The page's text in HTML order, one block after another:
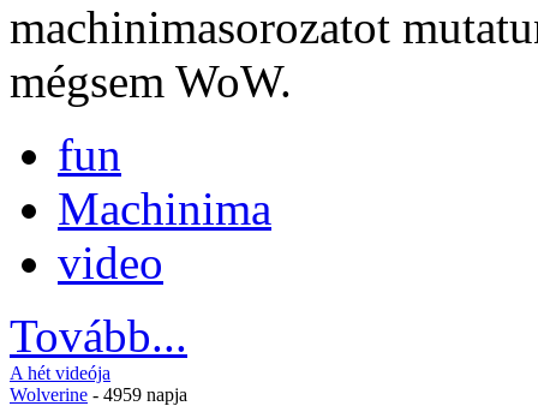
machinimasorozatot
mégsem WoW.
fun
Machinima
video
Tovább...
A hét videója
Wolverine - 4959 napja